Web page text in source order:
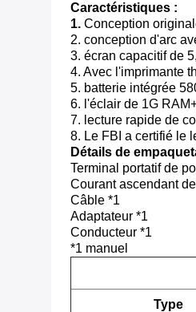
Caractéristiques :
1. Conception
2. conception d'arc
3. écran capacitif de
4. Avec l'imprimante
5. batterie intégrée
6. l'éclair de 1G
7. lecture rapide de
8. Le FBI a certifié le
Détails de
Terminal portatif de
Courant ascendant
Câble *1
Adaptateur *1
Conducteur *1
*1 manuel
Type